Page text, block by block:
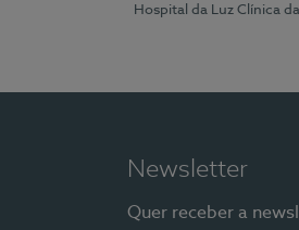
Hospital da Luz Clínica
Newsletter
Quer receber a